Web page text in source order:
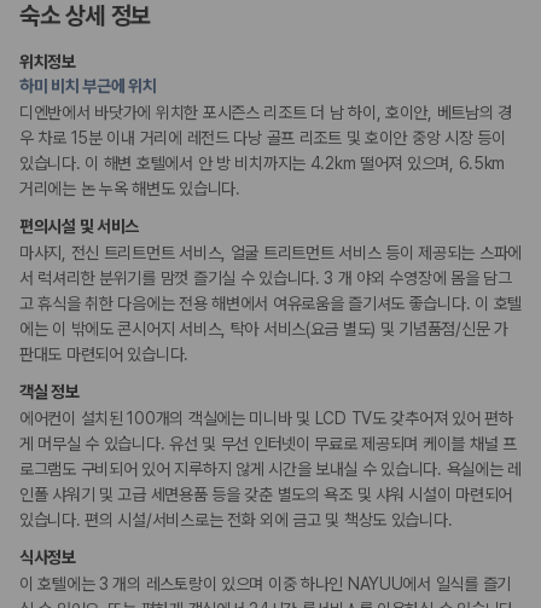
격비교 플랫폼입니다.
누적 이용 고객수
20,871,562명
사용자 리뷰
175,206건
예약 가능 차량
67,123대
전국 렌트카 지점
1,829 개
제주렌트카 가격비교 자주 묻는 질문
Q. 제주렌트카 가격비교는 카모아에서 어떻게 하나요?
A. 대여일, 반납일, 인수 지역을 선택하면 제주도 렌트카 업체별 가격, 차종,
보험 조건, 예약 가능 차량을 한 번에 비교할 수 있습니다.
Q. 제주 렌트카 최저가는 무엇을 기준으로 비교해야 하나요?
Q. 제주공항 근처 렌트카도 비교할 수 있나요?
Q. 제주 렌트카 가격비교 시 보험도 함께 비교할 수 있나요?
Q. 가족 여행에는 어떤 제주 렌트카를 비교해야 하나요?
제주렌트카 가격비교 주요 링크
제주도 렌트카 실시간 최저가 가격비교
제주 렌트카 예약
기념품 가게
테라스
ATM/은행업무
도서관
PC코너
정원
리셉션 서비스
주차 대행
콘시어지 서비스
짐 보관 서비스
포터/벨보이
다국어 구사 가능 직원
웰빙 및 피트니스
사우나/스파
액티비티
윈드서핑
근처 등산
농구장
테니스장
서핑
스노쿨링
숙소 상세 정보
위치정보
하미 비치 부근에 위치
디엔반에서 바닷가에 위치한 포시즌스 리조트 더 남 하이, 호이안, 베트남의 경
우 차로 15분 이내 거리에 레전드 다낭 골프 리조트 및 호이안 중앙 시장 등이
있습니다. 이 해변 호텔에서 안 방 비치까지는 4.2km 떨어져 있으며, 6.5km
거리에는 논 누옥 해변도 있습니다.
편의시설 및 서비스
마사지, 전신 트리트먼트 서비스, 얼굴 트리트먼트 서비스 등이 제공되는 스파에
서 럭셔리한 분위기를 맘껏 즐기실 수 있습니다. 3 개 야외 수영장에 몸을 담그
고 휴식을 취한 다음에는 전용 해변에서 여유로움을 즐기셔도 좋습니다. 이 호텔
에는 이 밖에도 콘시어지 서비스, 탁아 서비스(요금 별도) 및 기념품점/신문 가
판대도 마련되어 있습니다.
객실 정보
에어컨이 설치된 100개의 객실에는 미니바 및 LCD TV도 갖추어져 있어 편하
게 머무실 수 있습니다. 유선 및 무선 인터넷이 무료로 제공되며 케이블 채널 프
로그램도 구비되어 있어 지루하지 않게 시간을 보내실 수 있습니다. 욕실에는 레
인폴 샤워기 및 고급 세면용품 등을 갖춘 별도의 욕조 및 샤워 시설이 마련되어
있습니다. 편의 시설/서비스로는 전화 외에 금고 및 책상도 있습니다.
식사정보
이 호텔에는 3 개의 레스토랑이 있으며 이중 하나인 NAYUU에서 일식를 즐기